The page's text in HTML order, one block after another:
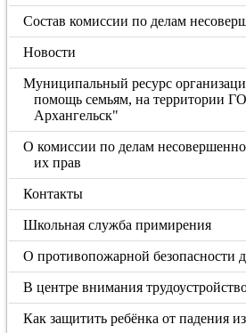
Состав комиссии по делам
Новости
Муниципальный ресурс
помощь семьям, на территории
Архангельск"
О комиссии по делам
их прав
Контакты
Школьная служба примирения
О противопожарной безопасности
В центре внимания
Как защитить ребёнка от падения